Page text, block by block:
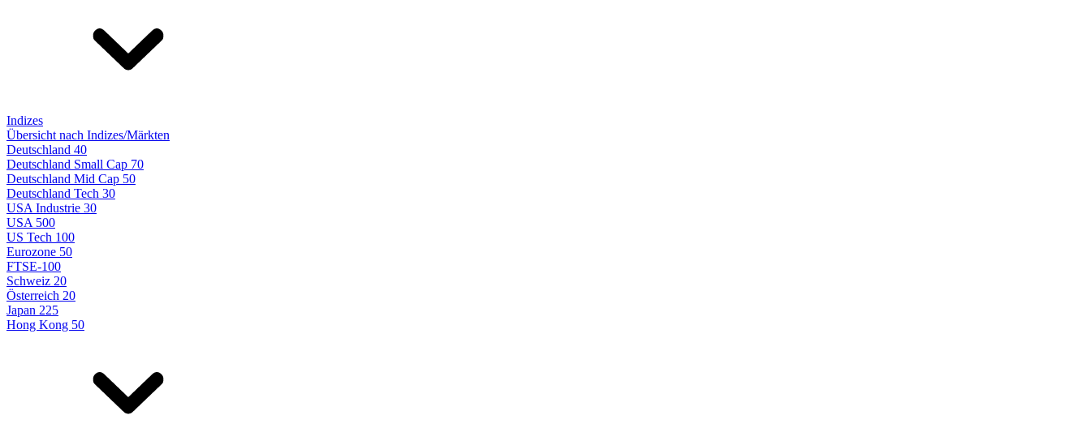
Indizes
Übersicht nach Indizes/Märkten
Deutschland 40
Deutschland Small Cap 70
Deutschland Mid Cap 50
Deutschland Tech 30
USA Industrie 30
USA 500
US Tech 100
Eurozone 50
FTSE-100
Schweiz 20
Österreich 20
Japan 225
Hong Kong 50